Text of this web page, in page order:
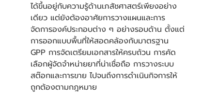
ได้ขึ้นอยู่กับความรู้ด้านเภสัชศาสตร์เพียงอย่าง
เดียว แต่ยังต้องอาศัยการวางแผนและการ
จัดการองค์ประกอบต่าง ๆ อย่างรอบด้าน ตั้งแต่
การออกแบบพื้นที่ให้สอดคล้องกับมาตรฐาน
GPP การจัดเตรียมเอกสารให้ครบถ้วน การคัด
เลือกผู้จัดจำหน่ายยาที่น่าเชื่อถือ การวางระบบ
สต๊อกและการขาย ไปจนถึงการดำเนินกิจการให้
ถูกต้องตามกฎหมาย